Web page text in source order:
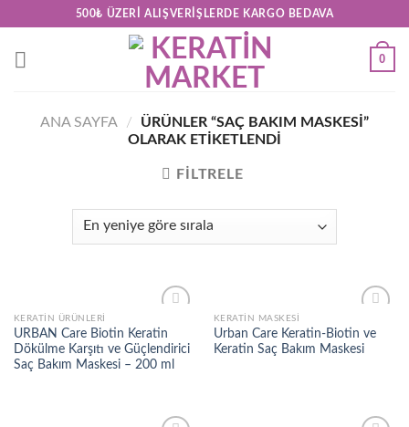
content
500₺ ÜZERI ALIŞVERIŞLERDE KARGO BEDAVA
0
ANA SAYFA /
ÜRÜNLER “SAÇ BAKIM MASKESI”
OLARAK ETIKETLENDI
FILTRELE
Add to
wishlist
KERATİN ÜRÜNLERİ
URBAN Care Biotin Keratin
Dökülme Karşıtı ve Güçlendirici
Saç Bakım Maskesi – 200 ml
wishlist
KERATIN MASKESI
Urban Care Keratin-Biotin ve
Keratin Saç Bakım Maskesi